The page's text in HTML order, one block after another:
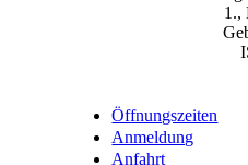
1.,
Öffnungszeiten
Anmeldung
Anfahrt